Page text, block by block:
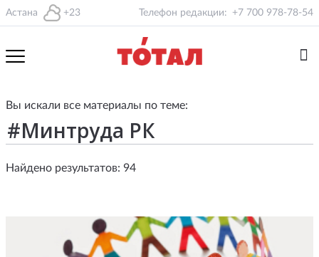
Астана +23 Телефон редакции: +7 700 978-78-54
Вы искали все материалы по теме:
Найдено результатов: 94